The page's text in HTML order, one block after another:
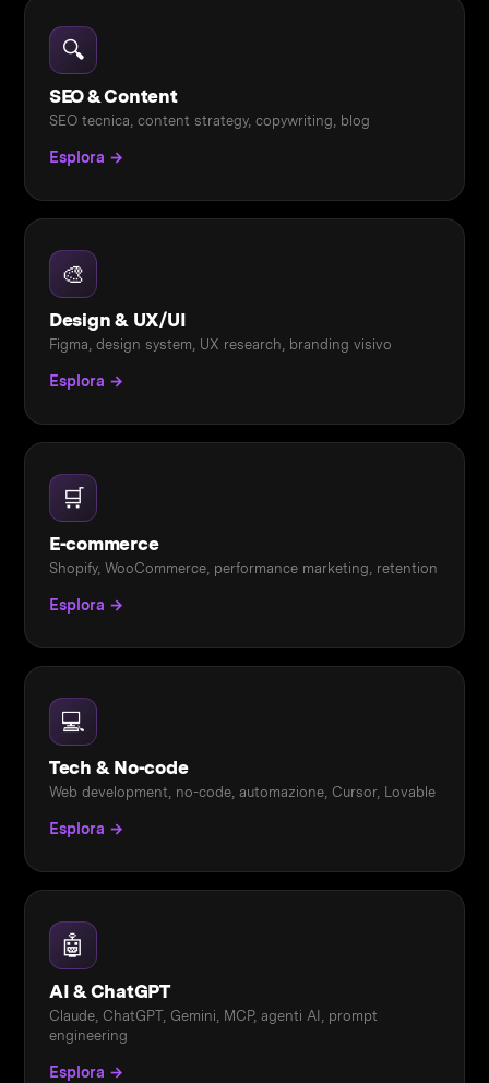
🔍
SEO & Content
SEO tecnica, content strategy, copywriting, blog
Esplora →
🎨
Design & UX/UI
Figma, design system, UX research, branding visivo
Esplora →
🛒
E-commerce
Shopify, WooCommerce, performance marketing, retention
Esplora →
💻
Tech & No-code
Web development, no-code, automazione, Cursor, Lovable
Esplora →
🤖
AI & ChatGPT
Claude, ChatGPT, Gemini, MCP, agenti AI, prompt
engineering
Esplora →